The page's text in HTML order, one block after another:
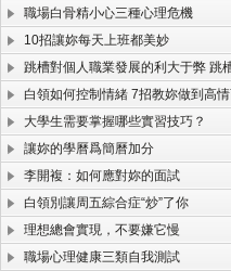
職場白骨精小心三種心理危機
10招讓妳每天上班都美妙
跳槽對個人職業發展的利大于弊 跳槽
白領如何控制情緒 7招教妳做到高情
大學生需要掌握哪些實習技巧？
讓妳的學曆爲簡曆加分
李開複：如何應對妳的面試
白領別讓周五綜合症“炒”了你
理想總會實現，不要嫌它慢
職場心理健康三類自我測試